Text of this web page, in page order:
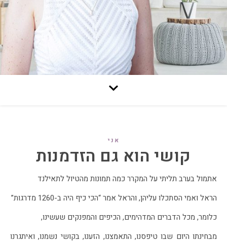
אני
קושי הוא גם הזדמנות
אתמול בערב תליתי על המקרר כמה תמונות מהטיול לתאילנד
הראל ואמי הסתכלו עליהן, והראל אמר “הכי כיף היה ב-1260 מדרגות”
כלומר, מכל הדברים המדהימים, הכיפים והמפנקים שעשינו,
מבחינתו היום שבו טיפסנו, התאמצנו, הזענו, בקושי נשמנו, ואיתגרנו